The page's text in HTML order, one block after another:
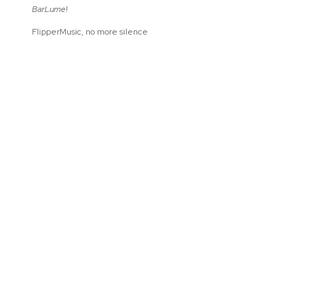
BarLume!
FlipperMusic, no more silence